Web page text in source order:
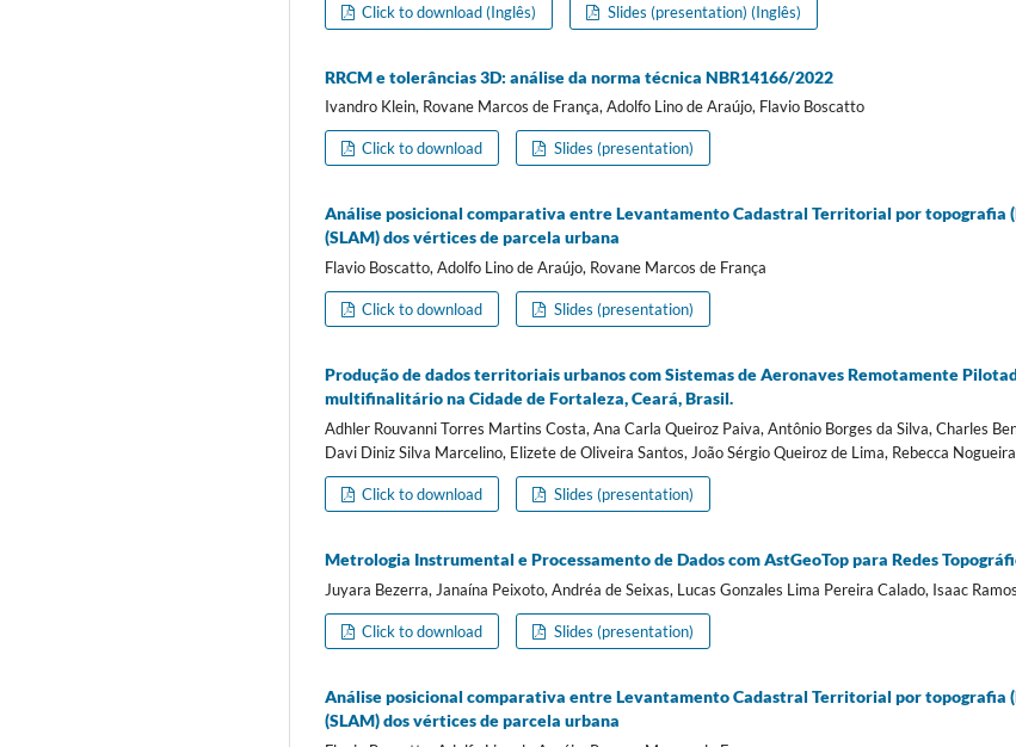
Click to download (Inglês) Slides (presentation) (Inglês)
RRCM e tolerâncias 3D: análise da norma técnica NBR14166/2022
Ivandro Klein, Rovane Marcos de França, Adolfo Lino de Araújo, Flavio Boscatto
Click to download Slides (presentation)
Análise posicional comparativa entre Levantamento Cadastral Territorial por topografia
(SLAM) dos vértices de parcela urbana
Flavio Boscatto, Adolfo Lino de Araújo, Rovane Marcos de França
Click to download Slides (presentation)
Produção de dados territoriais urbanos com Sistemas de Aeronaves Remotamente
multifinalitário na Cidade de Fortaleza, Ceará, Brasil.
Adhler Rouvanni Torres Martins Costa, Ana Carla Queiroz Paiva, Antônio Borges da Silva, Charles
Davi Diniz Silva Marcelino, Elizete de Oliveira Santos, João Sérgio Queiroz de Lima, Rebecca
Click to download Slides (presentation)
Metrologia Instrumental e Processamento de Dados com AstGeoTop para Redes
Juyara Bezerra, Janaína Peixoto, Andréa de Seixas, Lucas Gonzales Lima Pereira Calado, Isaac
Click to download Slides (presentation)
Análise posicional comparativa entre Levantamento Cadastral Territorial por topografia
(SLAM) dos vértices de parcela urbana